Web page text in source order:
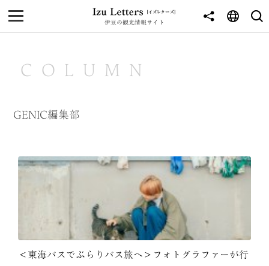
伊豆の観光情報サイト
MENU
NEWS
JOURNEY
西伊豆
中伊豆
COLUMN
GENIC編集部
＜東海バスでぶらりバス旅へ＞フォトグラファーが行